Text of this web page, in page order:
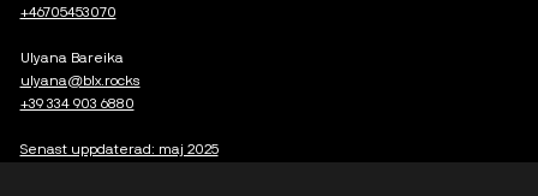
+46705453070
Ulyana Bareika
ulyana@blx.rocks
+39 334 903 6880
Senast uppdaterad: maj 2025